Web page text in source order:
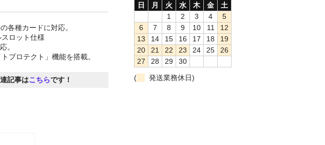
各種カードに対応。
ロット仕様
。
プロテクト」機能を搭載。
記事はこちらです！
日
月 火 水 木 金
土
1
2 3 4
5
6
7 8 9 10 11
12
13
14 15 16 17 18
19
20
21 22 23 24 25
26
27
28 29
30
(
発送業務休日)